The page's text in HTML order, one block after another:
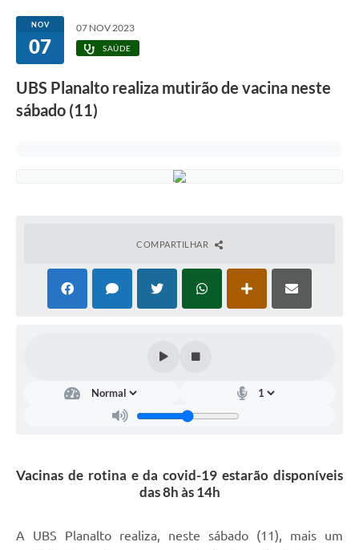
Licitações
Transparência
Concursos e Processos Seletivos
Inclusão e Acessibilidade
Normas e Legislação
Sistema de Protocolo
Listagem dos CEPs de Vinhedo
Acesso à Informação
NOV
07
07 NOV 2023
SAÚDE
UBS Planalto realiza mutirão de vacina neste
sábado (11)
COMPARTILHAR
Vacinas de rotina e da covid-19 estarão disponíveis
das 8h às 14h
A UBS Planalto realiza, neste sábado (11), mais um